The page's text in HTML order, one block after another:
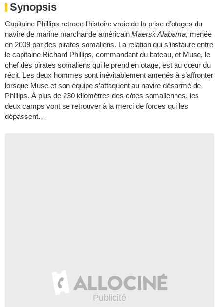
Synopsis
Capitaine Phillips retrace l’histoire vraie de la prise d’otages du
navire de marine marchande américain Maersk Alabama, menée
en 2009 par des pirates somaliens. La relation qui s’instaure entre
le capitaine Richard Phillips, commandant du bateau, et Muse, le
chef des pirates somaliens qui le prend en otage, est au cœur du
récit. Les deux hommes sont inévitablement amenés à s’affronter
lorsque Muse et son équipe s’attaquent au navire désarmé de
Phillips. À plus de 230 kilomètres des côtes somaliennes, les
deux camps vont se retrouver à la merci de forces qui les
dépassent…